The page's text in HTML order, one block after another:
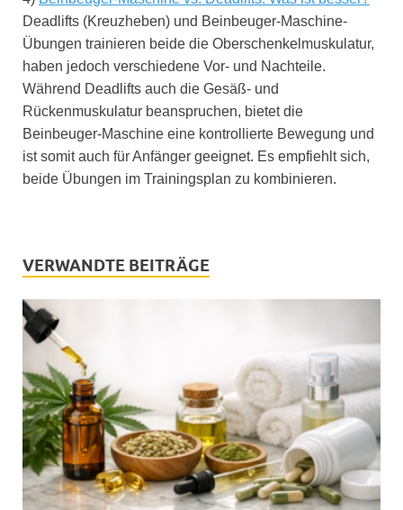
Deadlifts (Kreuzheben) und Beinbeuger-Maschine-
Übungen trainieren beide die Oberschenkelmuskulatur,
haben jedoch verschiedene Vor- und Nachteile.
Während Deadlifts auch die Gesäß- und
Rückenmuskulatur beanspruchen, bietet die
Beinbeuger-Maschine eine kontrollierte Bewegung und
ist somit auch für Anfänger geeignet. Es empfiehlt sich,
beide Übungen im Trainingsplan zu kombinieren.
VERWANDTE BEITRÄGE